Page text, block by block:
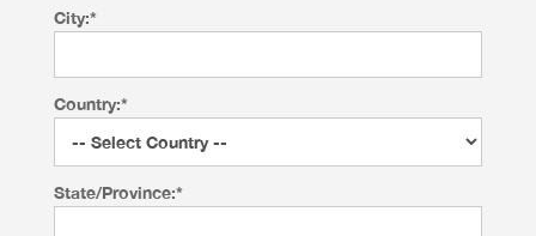
City:*
Country:*
State/Province:*